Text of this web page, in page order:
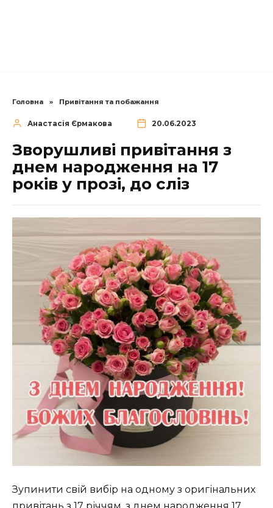
Головна » Привітання та побажання
Анастасія Єрмакова 20.06.2023
Зворушливі привітання з
днем народження на 17
років у прозі, до сліз
Зупинити свій вибір на одному з оригінальних